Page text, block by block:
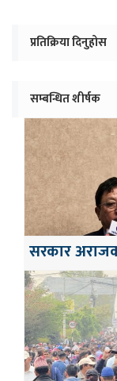
प्रतिक्रिया दिनुहोस
सम्बन्धित शीर्षक
सरकार